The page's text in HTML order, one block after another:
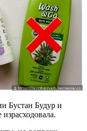
Бустан Будур и